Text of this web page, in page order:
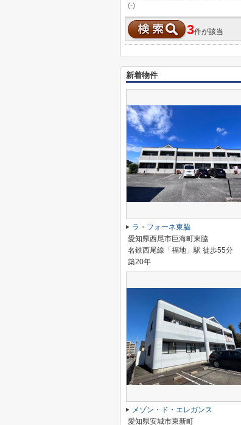
(-)
3件が該当
新着物件
ラ・フォーネ東脇
愛知県西尾市巨海町東脇
名鉄西尾線「福地」駅 徒歩55分
築20年
メゾン・ド・エレガンス
愛知県安城市東新町